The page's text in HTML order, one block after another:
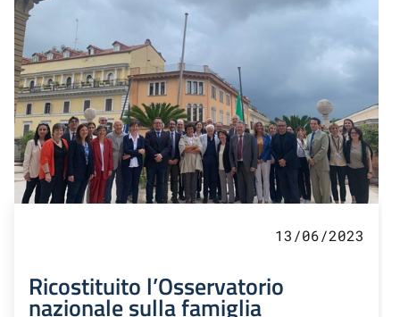
13/06/2023
Ricostituito l’Osservatorio
nazionale sulla famiglia